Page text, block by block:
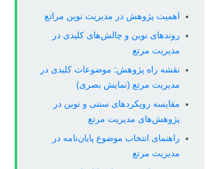
اهمیت پژوهش در مدیریت نوین مراتع
روندهای نوین و چالش‌های کلیدی در
مدیریت مرتع
نقشه راه پژوهش: موضوعات کلیدی در
مدیریت مرتع (نمایش بصری)
مقایسه رویکردهای سنتی و نوین در
پژوهش‌های مدیریت مرتع
راهنمای انتخاب موضوع پایان‌نامه در
مدیریت مرتع